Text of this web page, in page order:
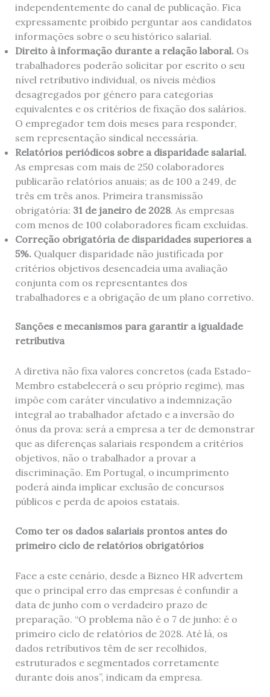
independentemente do canal de publicação. Fica
expressamente proibido perguntar aos candidatos
informações sobre o seu histórico salarial.
Direito à informação durante a relação laboral.Os
trabalhadores poderão solicitar por escrito o seu
nível retributivo individual, os níveis médios
desagregados por género para categorias
equivalentes e os critérios de fixação dos salários.
O empregador tem dois meses para responder,
sem representação sindical necessária.
Relatórios periódicos sobre a disparidade salarial.
As empresas com mais de 250 colaboradores
publicarão relatórios anuais; as de 100 a 249, de
três em três anos. Primeira transmissão
obrigatória: 31 de janeiro de 2028. As empresas
com menos de 100 colaboradores ficam excluídas.
Correção obrigatória de disparidades superiores a
5%.Qualquer disparidade não justificada por
critérios objetivos desencadeia uma avaliação
conjunta com os representantes dos
trabalhadores e a obrigação de um plano corretivo.
Sanções e mecanismos para garantir a igualdade
retributiva
A diretiva não fixa valores concretos (cada Estado-
Membro estabelecerá o seu próprio regime), mas
impõe com caráter vinculativo a indemnização
integral ao trabalhador afetado e a inversão do
ónus da prova: será a empresa a ter de demonstrar
que as diferenças salariais respondem a critérios
objetivos, não o trabalhador a provar a
discriminação. Em Portugal, o incumprimento
poderá ainda implicar exclusão de concursos
públicos e perda de apoios estatais.
Como ter os dados salariais prontos antes do
primeiro ciclo de relatórios obrigatórios
Face a este cenário, desde a Bizneo HR advertem
que o principal erro das empresas é confundir a
data de junho com o verdadeiro prazo de
preparação. “O problema não é o 7 de junho: é o
primeiro ciclo de relatórios de 2028. Até lá, os
dados retributivos têm de ser recolhidos,
estruturados e segmentados corretamente
durante dois anos”, indicam da empresa.